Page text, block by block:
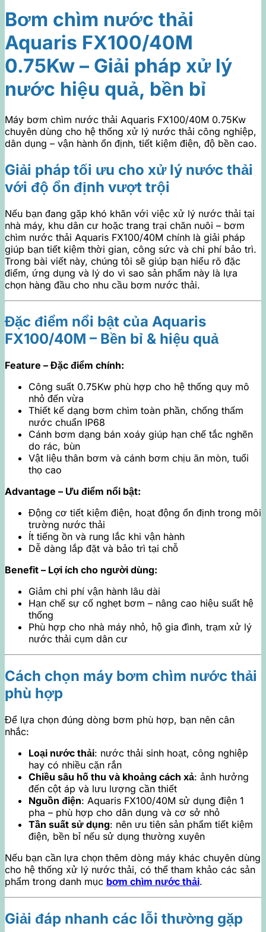
Bơm chìm nước thải
Aquaris FX100/40M
0.75Kw – Giải pháp xử lý
nước hiệu quả, bền bỉ
Máy bơm chìm nước thải Aquaris FX100/40M 0.75Kw
chuyên dùng cho hệ thống xử lý nước thải công nghiệp,
dân dụng – vận hành ổn định, tiết kiệm điện, độ bền cao.
Giải pháp tối ưu cho xử lý nước thải
với độ ổn định vượt trội
Nếu bạn đang gặp khó khăn với việc xử lý nước thải tại
nhà máy, khu dân cư hoặc trang trại chăn nuôi – bơm
chìm nước thải Aquaris FX100/40M chính là giải pháp
giúp bạn tiết kiệm thời gian, công sức và chi phí bảo trì.
Trong bài viết này, chúng tôi sẽ giúp bạn hiểu rõ đặc
điểm, ứng dụng và lý do vì sao sản phẩm này là lựa
chọn hàng đầu cho nhu cầu bơm nước thải.
Đặc điểm nổi bật của Aquaris
FX100/40M – Bền bỉ & hiệu quả
Feature – Đặc điểm chính:
Công suất 0.75Kw phù hợp cho hệ thống quy mô
nhỏ đến vừa
Thiết kế dạng bơm chìm toàn phần, chống thấm
nước chuẩn IP68
Cánh bơm dạng bán xoáy giúp hạn chế tắc nghẽn
do rác, bùn
Vật liệu thân bơm và cánh bơm chịu ăn mòn, tuổi
thọ cao
Advantage – Ưu điểm nổi bật:
Động cơ tiết kiệm điện, hoạt động ổn định trong môi
trường nước thải
Ít tiếng ồn và rung lắc khi vận hành
Dễ dàng lắp đặt và bảo trì tại chỗ
Benefit – Lợi ích cho người dùng:
Giảm chi phí vận hành lâu dài
Hạn chế sự cố nghẹt bơm – nâng cao hiệu suất hệ
thống
Phù hợp cho nhà máy nhỏ, hộ gia đình, trạm xử lý
nước thải cụm dân cư
Cách chọn máy bơm chìm nước thải
phù hợp
Để lựa chọn đúng dòng bơm phù hợp, bạn nên cân
nhắc:
Loại nước thải: nước thải sinh hoạt, công nghiệp
hay có nhiều cặn rắn
Chiều sâu hố thu và khoảng cách xả: ảnh hưởng
đến cột áp và lưu lượng cần thiết
Nguồn điện: Aquaris FX100/40M sử dụng điện 1
pha – phù hợp cho dân dụng và cơ sở nhỏ
Tần suất sử dụng: nên ưu tiên sản phẩm tiết kiệm
điện, bền bỉ nếu sử dụng thường xuyên
Nếu bạn cần lựa chọn thêm dòng máy khác chuyên dùng
cho hệ thống xử lý nước thải, có thể tham khảo các sản
phẩm trong danh mục bơm chìm nước thải.
Giải đáp nhanh các lỗi thường gặp